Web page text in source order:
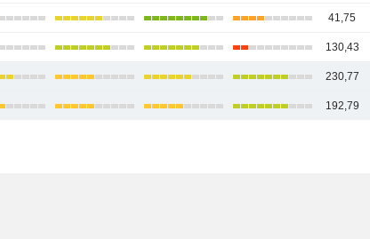
41,75
130,43
230,77
192,79